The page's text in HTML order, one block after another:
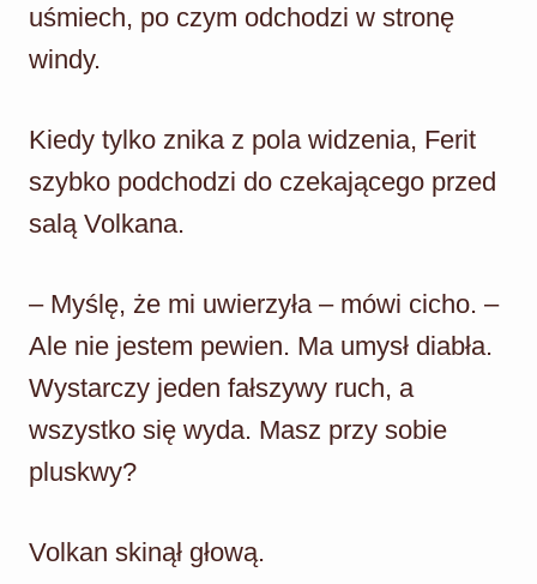
uśmiech, po czym odchodzi w stronę
windy.
Kiedy tylko znika z pola widzenia, Ferit
szybko podchodzi do czekającego przed
salą Volkana.
– Myślę, że mi uwierzyła – mówi cicho. –
Ale nie jestem pewien. Ma umysł diabła.
Wystarczy jeden fałszywy ruch, a
wszystko się wyda. Masz przy sobie
pluskwy?
Volkan skinął głową.